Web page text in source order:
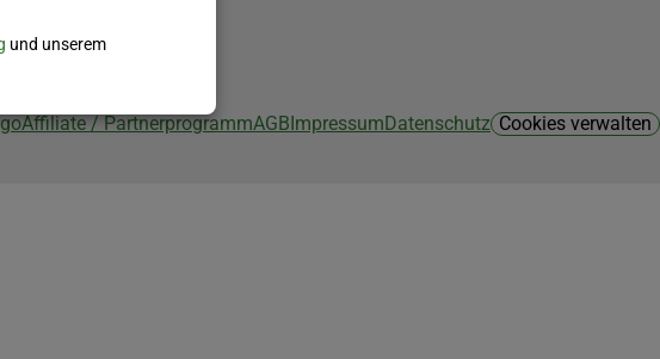
Affiliate / PartnerprogrammAGBImpressumDatenschutz Cookies verwalten
und unserem